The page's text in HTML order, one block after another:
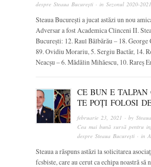
despre Steaua București · in Sezonul 2020-2021
Steaua București a jucat astăzi un nou
Adversar a fost Academica Clinceni II.
București: 12. Raul Bălbărău – 18. George
89. Ovidiu Morariu, 5. Sergiu Bactăr, 14.
Neacșu – 6. Mădălin Mihăescu, 10. Rareș
CE BUN E TALPAN
TE POȚI FOLOSI
februarie 23, 2021 · by
Cea mai bună sursă pentru
despre Steaua București · in
Steaua a răspuns astăzi la solicitarea
fcsbiste, care au cerut ca echipa noastră să